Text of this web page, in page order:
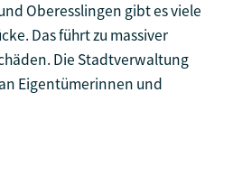
Oberesslingen gibt es viele
Das führt zu massiver
Die Stadtverwaltung
Eigentümerinnen und